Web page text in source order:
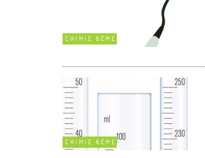
CHIMIE 6ÈME
CHIMIE 6ÈME